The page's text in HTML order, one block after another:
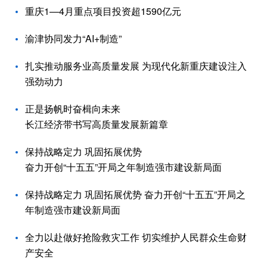
重庆1—4月重点项目投资超1590亿元
渝津协同发力“AI+制造”
扎实推动服务业高质量发展 为现代化新重庆建设注入
强劲动力
正是扬帆时奋楫向未来
长江经济带书写高质量发展新篇章
保持战略定力 巩固拓展优势
奋力开创“十五五”开局之年制造强市建设新局面
保持战略定力 巩固拓展优势 奋力开创“十五五”开局之
年制造强市建设新局面
全力以赴做好抢险救灾工作 切实维护人民群众生命财
产安全